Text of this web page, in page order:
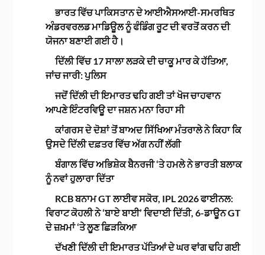
ਭਾਰਤ ਵਿੱਚ ਪਾਕਿਸਤਾਨ ਦੇ ਆਈਐਸਆਈ-ਸਮਰਥਿਤ
ਅੰਡਰਵਰਲਡ ਮਾਡਿਊਲ ਨੂੰ ਫੰਡਿੰਗ ਰੂਟ ਦੀ ਵਰਤੋਂ ਕਰਨ ਦੀ
ਯੋਜਨਾ ਬਣਾਈ ਗਈ ਹੈ।
ਦਿੱਲੀ ਵਿੱਚ 17 ਸਾਲਾ ਲੜਕੇ ਦੀ ਚਾਕੂ ਮਾਰ ਕੇ ਹੱਤਿਆ,
ਜਾਂਚ ਜਾਰੀ: ਪੁਲਿਸ
ਜਦੋਂ ਦਿੱਲੀ ਦੀ ਇਮਾਰਤ ਢਹਿ ਗਈ ਤਾਂ ਖੋਜ ਚਾਹਵਾਨ
ਆਪਣੇ ਇੰਟਰਵਿਊ ਦਾ ਜਸ਼ਨ ਮਨਾ ਰਿਹਾ ਸੀ
ਕਾਂਗਰਸ ਦੇ ਦੋਸ਼ਾਂ ਤੋਂ ਬਾਅਦ ਸਿੱਖਿਆ ਮੰਤਰਾਲੇ ਨੇ ਕਿਹਾ ਕਿ
ਉਸਦੇ ਦਿੱਲੀ ਦਫ਼ਤਰ ਵਿੱਚ ਅੱਗ ਨਹੀਂ ਲੱਗੀ
ਬੰਗਾਲ ਵਿੱਚ ਅਭਿਸ਼ੇਕ ਬੈਨਰਜੀ ‘ਤੇ ਹਮਲੇ ਨੇ ਭਾਰਤੀ ਬਲਾਕ
ਨੂੰ ਨਵਾਂ ਹੁਲਾਰਾ ਦਿੱਤਾ
RCB ਬਨਾਮ GT ਲਾਈਵ ਸਕੋਰ, IPL 2026 ਫਾਈਨਲ:
ਵਿਰਾਟ ਕੋਹਲੀ ਨੇ ‘ਬਾਏ ਬਾਈ’ ਵਿਦਾਈ ਦਿੱਤੀ, 6-ਡਾਊਨ GT
ਦੇ ਜ਼ਖ਼ਮਾਂ ‘ਤੇ ਲੂਣ ਛਿੜਕਿਆ
ਦੱਖਣੀ ਦਿੱਲੀ ਦੀ ਇਮਾਰਤ ਪੱਤਿਆਂ ਦੇ ਘਰ ਵਾਂਗ ਢਹਿ ਗਈ